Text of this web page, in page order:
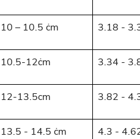
10 – 10.5 ċm 3.18 -
10.5-12ċm 3.34 -
12-13.5cm 3.82 -
13.5 - 14.5 ċm 4.3 -